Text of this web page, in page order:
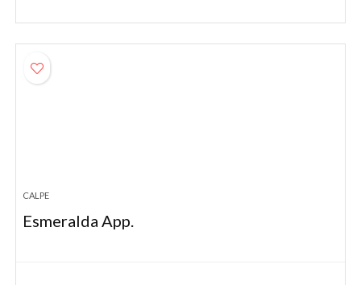
CALPE
Esmeralda App.